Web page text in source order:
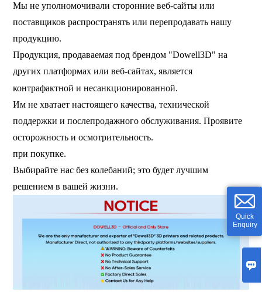

Quick
Enquiry
Мы не уполномочивали сторонние веб-сайты или
поставщиков распространять или перепродавать нашу
продукцию.
Продукция, продаваемая под брендом "Dowell3D" на
других платформах или веб-сайтах, является
контрафактной и несанкционированной.
Им не хватает настоящего качества, технической
поддержки и послепродажного обслуживания. Проявите
осторожность и осмотрительность.
при покупке.
Выбирайте нас без колебаний; это будет лучшим
решением в вашей жизни.